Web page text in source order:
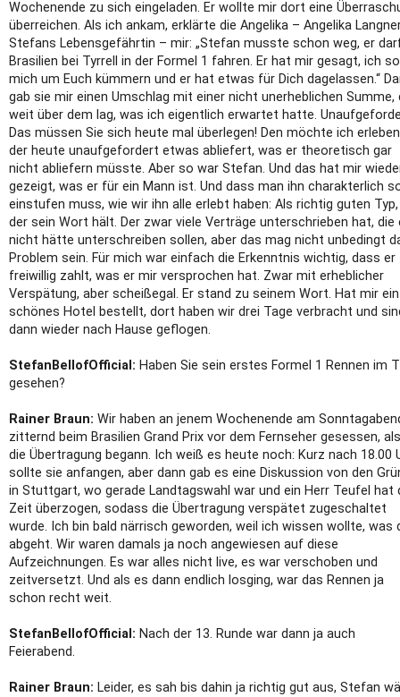
Wochenende zu sich eingeladen. Er wollte mir dort eine
überreichen. Als ich ankam, erklärte die Angelika – Angelika
Stefans Lebensgefährtin – mir: „Stefan musste schon weg, er
Brasilien bei Tyrrell in der Formel 1 fahren. Er hat mir gesagt, ich
mich um Euch kümmern und er hat etwas für Dich dagelassen.“
gab sie mir einen Umschlag mit einer nicht unerheblichen Summe,
weit über dem lag, was ich eigentlich erwartet hatte.
Das müssen Sie sich heute mal überlegen! Den möchte ich
der heute unaufgefordert etwas abliefert, was er theoretisch gar
nicht abliefern müsste. Aber so war Stefan. Und das hat mir
gezeigt, was er für ein Mann ist. Und dass man ihn charakterlich
einstufen muss, wie wir ihn alle erlebt haben: Als richtig guten Typ,
der sein Wort hält. Der zwar viele Verträge unterschrieben hat, die
nicht hätte unterschreiben sollen, aber das mag nicht unbedingt
Problem sein. Für mich war einfach die Erkenntnis wichtig, dass er
freiwillig zahlt, was er mir versprochen hat. Zwar mit erheblicher
Verspätung, aber scheißegal. Er stand zu seinem Wort. Hat mir ein
schönes Hotel bestellt, dort haben wir drei Tage verbracht und
dann wieder nach Hause geflogen.
StefanBellofOfficial: Haben Sie sein erstes Formel 1 Rennen im
gesehen?
Rainer Braun: Wir haben an jenem Wochenende am
zitternd beim Brasilien Grand Prix vor dem Fernseher gesessen, als
die Übertragung begann. Ich weiß es heute noch: Kurz nach 18.00
sollte sie anfangen, aber dann gab es eine Diskussion von den
in Stuttgart, wo gerade Landtagswahl war und ein Herr Teufel hat
Zeit überzogen, sodass die Übertragung verspätet zugeschaltet
wurde. Ich bin bald närrisch geworden, weil ich wissen wollte, was
abgeht. Wir waren damals ja noch angewiesen auf diese
Aufzeichnungen. Es war alles nicht live, es war verschoben und
zeitversetzt. Und als es dann endlich losging, war das Rennen ja
schon recht weit.
StefanBellofOfficial: Nach der 13. Runde war dann ja auch
Feierabend.
Rainer Braun: Leider, es sah bis dahin ja richtig gut aus, Stefan